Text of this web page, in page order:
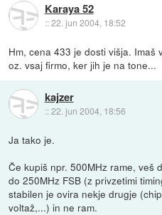
Karaya 52
::22. jun 2004, 18:52
Hm, cena 433 je dosti višja. Imaš
oz. vsaj firmo, ker jih je na tone...
kajzer
::22. jun 2004, 18:56
Ja tako je.
Če kupiš npr. 500MHz rame, veš
do 250MHz FSB (z privzetimi
stabilen je ovira nekje drugje
voltaž,...) in ne ram.